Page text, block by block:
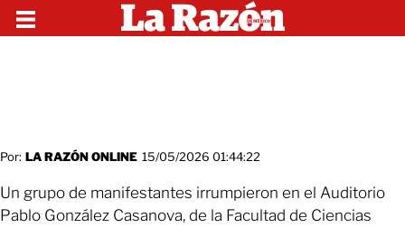
Por: LA RAZÓN ONLINE 15/05/2026 01:44:22
Un grupo de manifestantes irrumpieron en el Auditorio
Pablo González Casanova, de la Facultad de Ciencias